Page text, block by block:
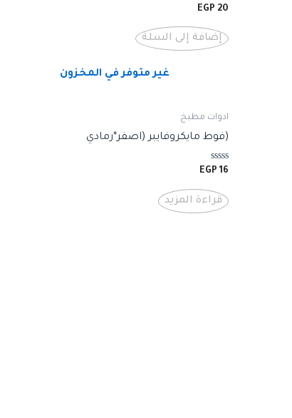
تم
من
5
20
EGP
إضافة إلى السلة
غير متوفر في المخزون
ادوات مطبخ
(فوط مايكروفايبر (اصفر*رمادي
تم
من
5
16
EGP
قراءة المزيد